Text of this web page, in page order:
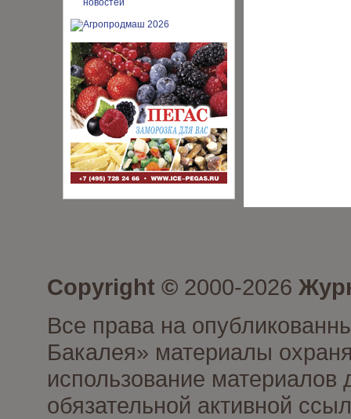
Copyright © 2000-2026
Все права на
Бакалея» материалы
использование материалов
обязательной активной